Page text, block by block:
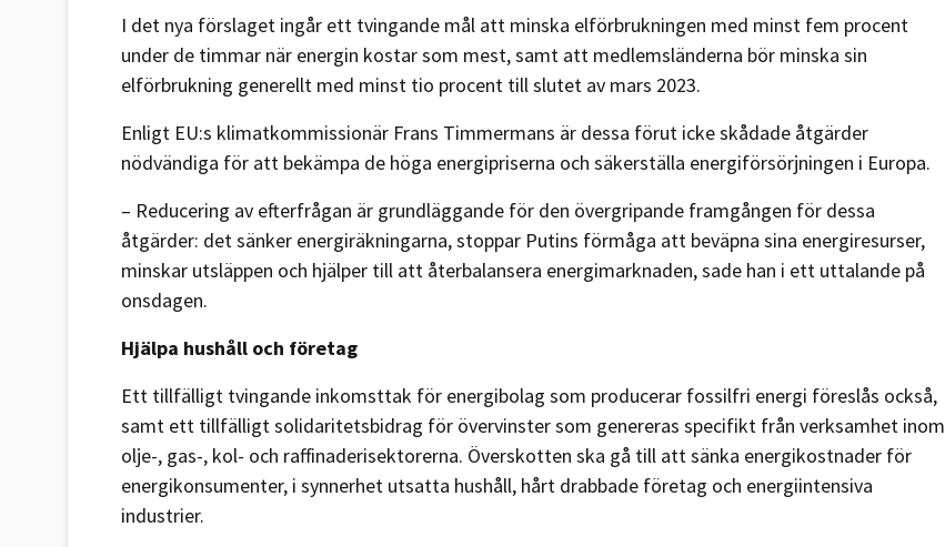
I det nya förslaget ingår ett tvingande mål att minska elförbrukningen med minst fem procent
under de timmar när energin kostar som mest, samt att medlemsländerna bör minska sin
elförbrukning generellt med minst tio procent till slutet av mars 2023.
Enligt EU:s klimatkommissionär Frans Timmermans är dessa förut icke skådade åtgärder
nödvändiga för att bekämpa de höga energipriserna och säkerställa energiförsörjningen i Europa.
– Reducering av efterfrågan är grundläggande för den övergripande framgången för dessa
åtgärder: det sänker energiräkningarna, stoppar Putins förmåga att beväpna sina energiresurser,
minskar utsläppen och hjälper till att återbalansera energimarknaden, sade han i ett uttalande på
onsdagen.
Hjälpa hushåll och företag
Ett tillfälligt tvingande inkomsttak för energibolag som producerar fossilfri energi föreslås också,
samt ett tillfälligt solidaritetsbidrag för övervinster som genereras specifikt från verksamhet inom
olje-, gas-, kol- och raffinaderisektorerna. Överskotten ska gå till att sänka energikostnader för
energikonsumenter, i synnerhet utsatta hushåll, hårt drabbade företag och energiintensiva
industrier.